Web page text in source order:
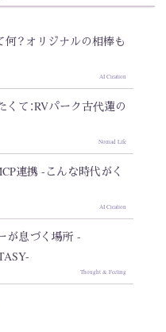
何？オリジナルの相棒も
AI Creation
て：RVパーク古代蓮の
Nomad Life
連携 -こんな時代がく
AI Creation
が息づく場所 -
Thought & Feeling